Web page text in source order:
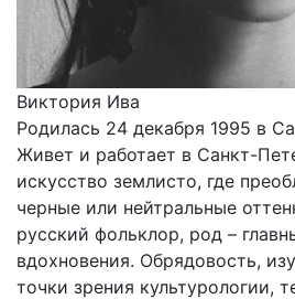
Виктория Ива
Родилась 24 декабря 1995 в
Живет и работает в Санкт-
искусство землисто, где
черные или нейтральные
русский фольклор, род –
вдохновения. Обрядовость,
точки зрения культурологии,